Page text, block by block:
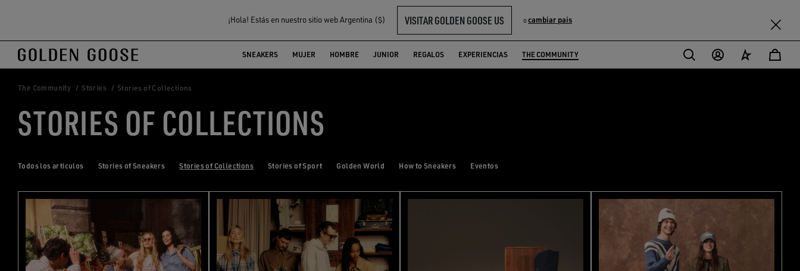
¡Hola! Estás en nuestro sitio web Argentina ($) VISITAR GOLDEN GOOSE US ocambiar pais
SNEAKERS MUJER HOMBRE JUNIOR REGALOS EXPERIENCIAS THE COMMUNITY
The Community Stories Stories of Collections
STORIES OF COLLECTIONS
Todos los articulos Stories of Sneakers Stories of Collections Stories of Sport Golden World How to Sneakers Eventos